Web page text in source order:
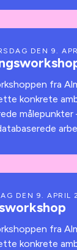
DEN 9.
fra
konkrete
DEN 9. APRIL
fra
konkrete